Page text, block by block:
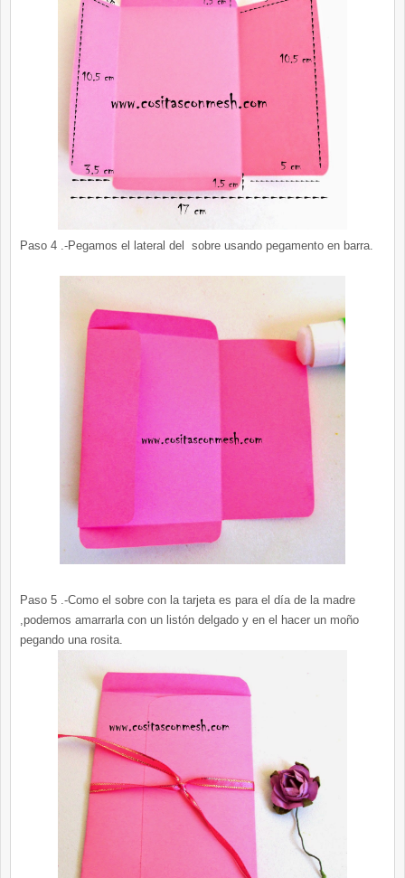
Paso 4 .-Pegamos el lateral del sobre usando pegamento en barra.
Paso 5 .-Como el sobre con la tarjeta es para el día de la madre
,podemos amarrarla con un listón delgado y en el hacer un moño
pegando una rosita.